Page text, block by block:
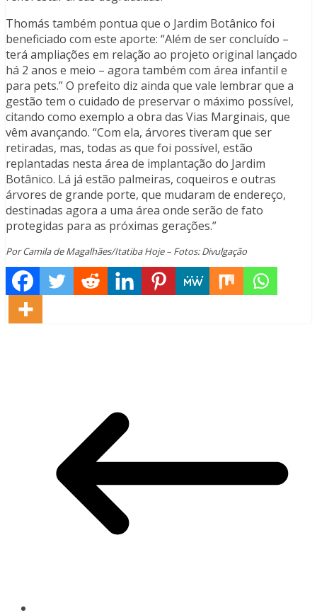
Thomás também pontua que o Jardim Botânico foi
beneficiado com este aporte: “Além de ser concluído –
terá ampliações em relação ao projeto original lançado
há 2 anos e meio – agora também com área infantil e
para pets.” O prefeito diz ainda que vale lembrar que a
gestão tem o cuidado de preservar o máximo possível,
citando como exemplo a obra das Vias Marginais, que
vêm avançando. “Com ela, árvores tiveram que ser
retiradas, mas, todas as que foi possível, estão
replantadas nesta área de implantação do Jardim
Botânico. Lá já estão palmeiras, coqueiros e outras
árvores de grande porte, que mudaram de endereço,
destinadas agora a uma área onde serão de fato
protegidas para as próximas gerações.”
Por Camila de Magalhães/Itatiba Hoje – Fotos: Divulgação